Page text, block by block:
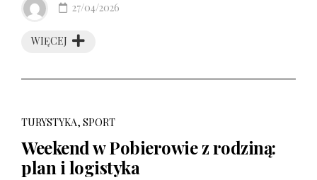
WIĘCEJ
27/04/2026
TURYSTYKA, SPORT
Weekend w Pobierowie z rodziną:
plan i logistyka